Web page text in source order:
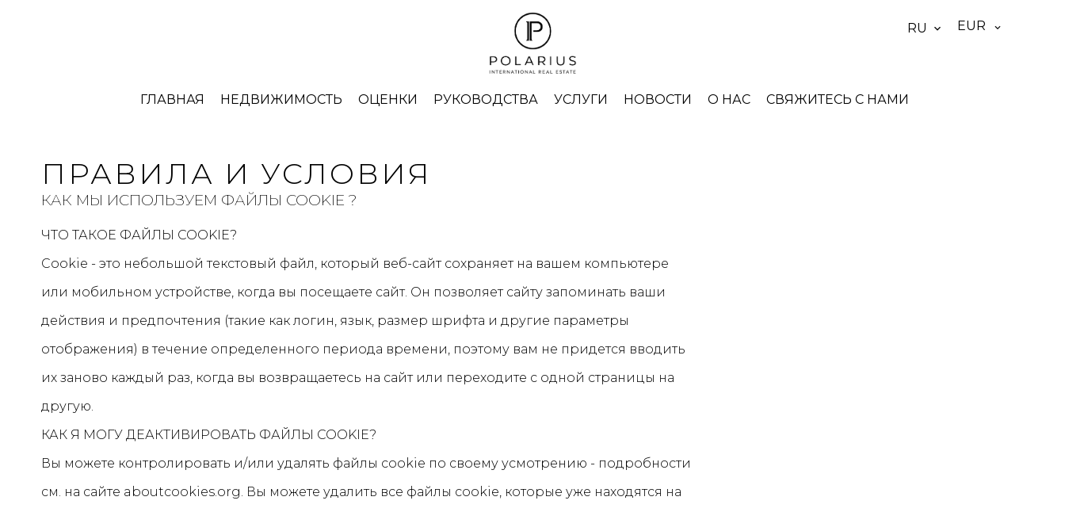
RU EUR
ГЛАВНАЯ НЕДВИЖИМОСТЬ ОЦЕНКИ РУКОВОДСТВА УСЛУГИ НОВОСТИ О НАС СВЯЖИТЕСЬ С НАМИ
ПРАВИЛА И УСЛОВИЯ
КАК МЫ ИСПОЛЬЗУЕМ ФАЙЛЫ COOKIE ?
ЧТО ТАКОЕ ФАЙЛЫ COOKIE?
Cookie - это небольшой текстовый файл, который веб-сайт сохраняет на вашем компьютере
или мобильном устройстве, когда вы посещаете сайт. Он позволяет сайту запоминать ваши
действия и предпочтения (такие как логин, язык, размер шрифта и другие параметры
отображения) в течение определенного периода времени, поэтому вам не придется вводить
их заново каждый раз, когда вы возвращаетесь на сайт или переходите с одной страницы на
другую.
КАК Я МОГУ ДЕАКТИВИРОВАТЬ ФАЙЛЫ COOKIE?
Вы можете контролировать и/или удалять файлы cookie по своему усмотрению - подробности
см. на сайте aboutcookies.org. Вы можете удалить все файлы cookie, которые уже находятся на